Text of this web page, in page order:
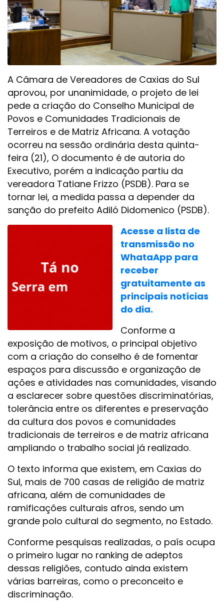
A Câmara de Vereadores de Caxias do Sul
aprovou, por unanimidade, o projeto de lei
pede a criação do Conselho Municipal de
Povos e Comunidades Tradicionais de
Terreiros e de Matriz Africana. A votação
ocorreu na sessão ordinária desta quinta-
feira (21), O documento é de autoria do
Executivo, porém a indicação partiu da
vereadora Tatiane Frizzo (PSDB). Para se
tornar lei, a medida passa a depender da
sanção do prefeito Adiló Didomenico (PSDB).
Acesse a lista de
transmissão no
WhataApp para
receber
gratuitamente as
principais notícias
do dia.
Conforme a
exposição de motivos, o principal objetivo
com a criação do conselho é de fomentar
espaços para discussão e organização de
ações e atividades nas comunidades, visando
a esclarecer sobre questões discriminatórias,
tolerância entre os diferentes e preservação
da cultura dos povos e comunidades
tradicionais de terreiros e de matriz africana
ampliando o trabalho social já realizado.
O texto informa que existem, em Caxias do
Sul, mais de 700 casas de religião de matriz
africana, além de comunidades de
ramificações culturais afros, sendo um
grande polo cultural do segmento, no Estado.
Conforme pesquisas realizadas, o país ocupa
o primeiro lugar no ranking de adeptos
dessas religiões, contudo ainda existem
várias barreiras, como o preconceito e
discriminação.